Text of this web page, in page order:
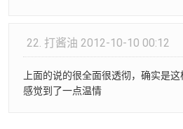
22. 打酱油 2012-10-10 00:12
上面的说的很全面很透彻，确实是
感觉到了一点温情